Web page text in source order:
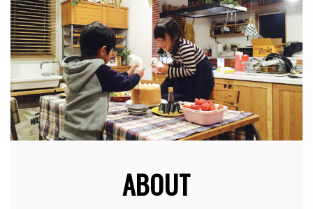
ABOUT
個人情報の管理
当社は、お客さまの個人情報を正確かつ最新の状態に
保ち、個人情報への不正アクセス・紛失・破損・改ざ
ん・漏洩などを防止するため、セキュリティシステム
の維持・管理体制の整備・社員教育の徹底等の必要な
措置を講じ、安全対策を実施し個人情報の厳重な管理